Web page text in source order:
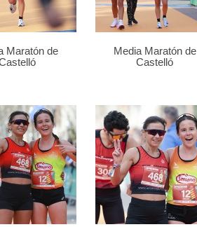
Maratón de
Media Maratón de
Castelló